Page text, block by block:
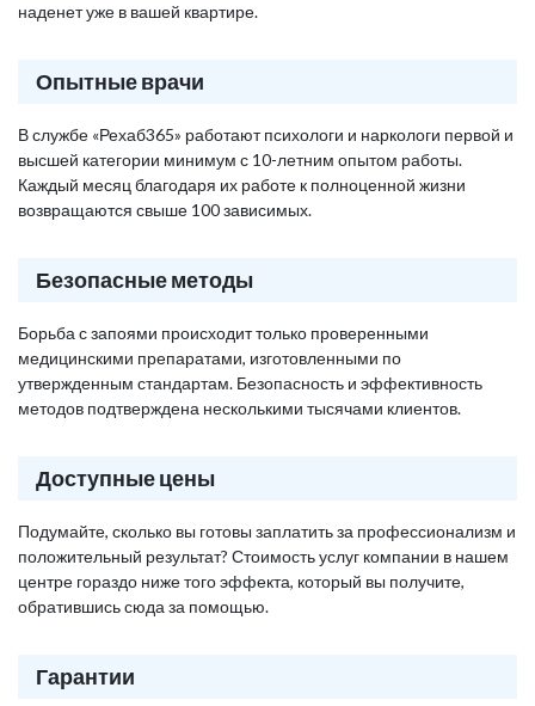
наденет уже в вашей квартире.
Опытные врачи
В службе «Рехаб365» работают психологи и наркологи первой и
высшей категории минимум с 10-летним опытом работы.
Каждый месяц благодаря их работе к полноценной жизни
возвращаются свыше 100 зависимых.
Безопасные методы
Борьба с запоями происходит только проверенными
медицинскими препаратами, изготовленными по
утвержденным стандартам. Безопасность и эффективность
методов подтверждена несколькими тысячами клиентов.
Доступные цены
Подумайте, сколько вы готовы заплатить за профессионализм и
положительный результат? Стоимость услуг компании в нашем
центре гораздо ниже того эффекта, который вы получите,
обратившись сюда за помощью.
Гарантии